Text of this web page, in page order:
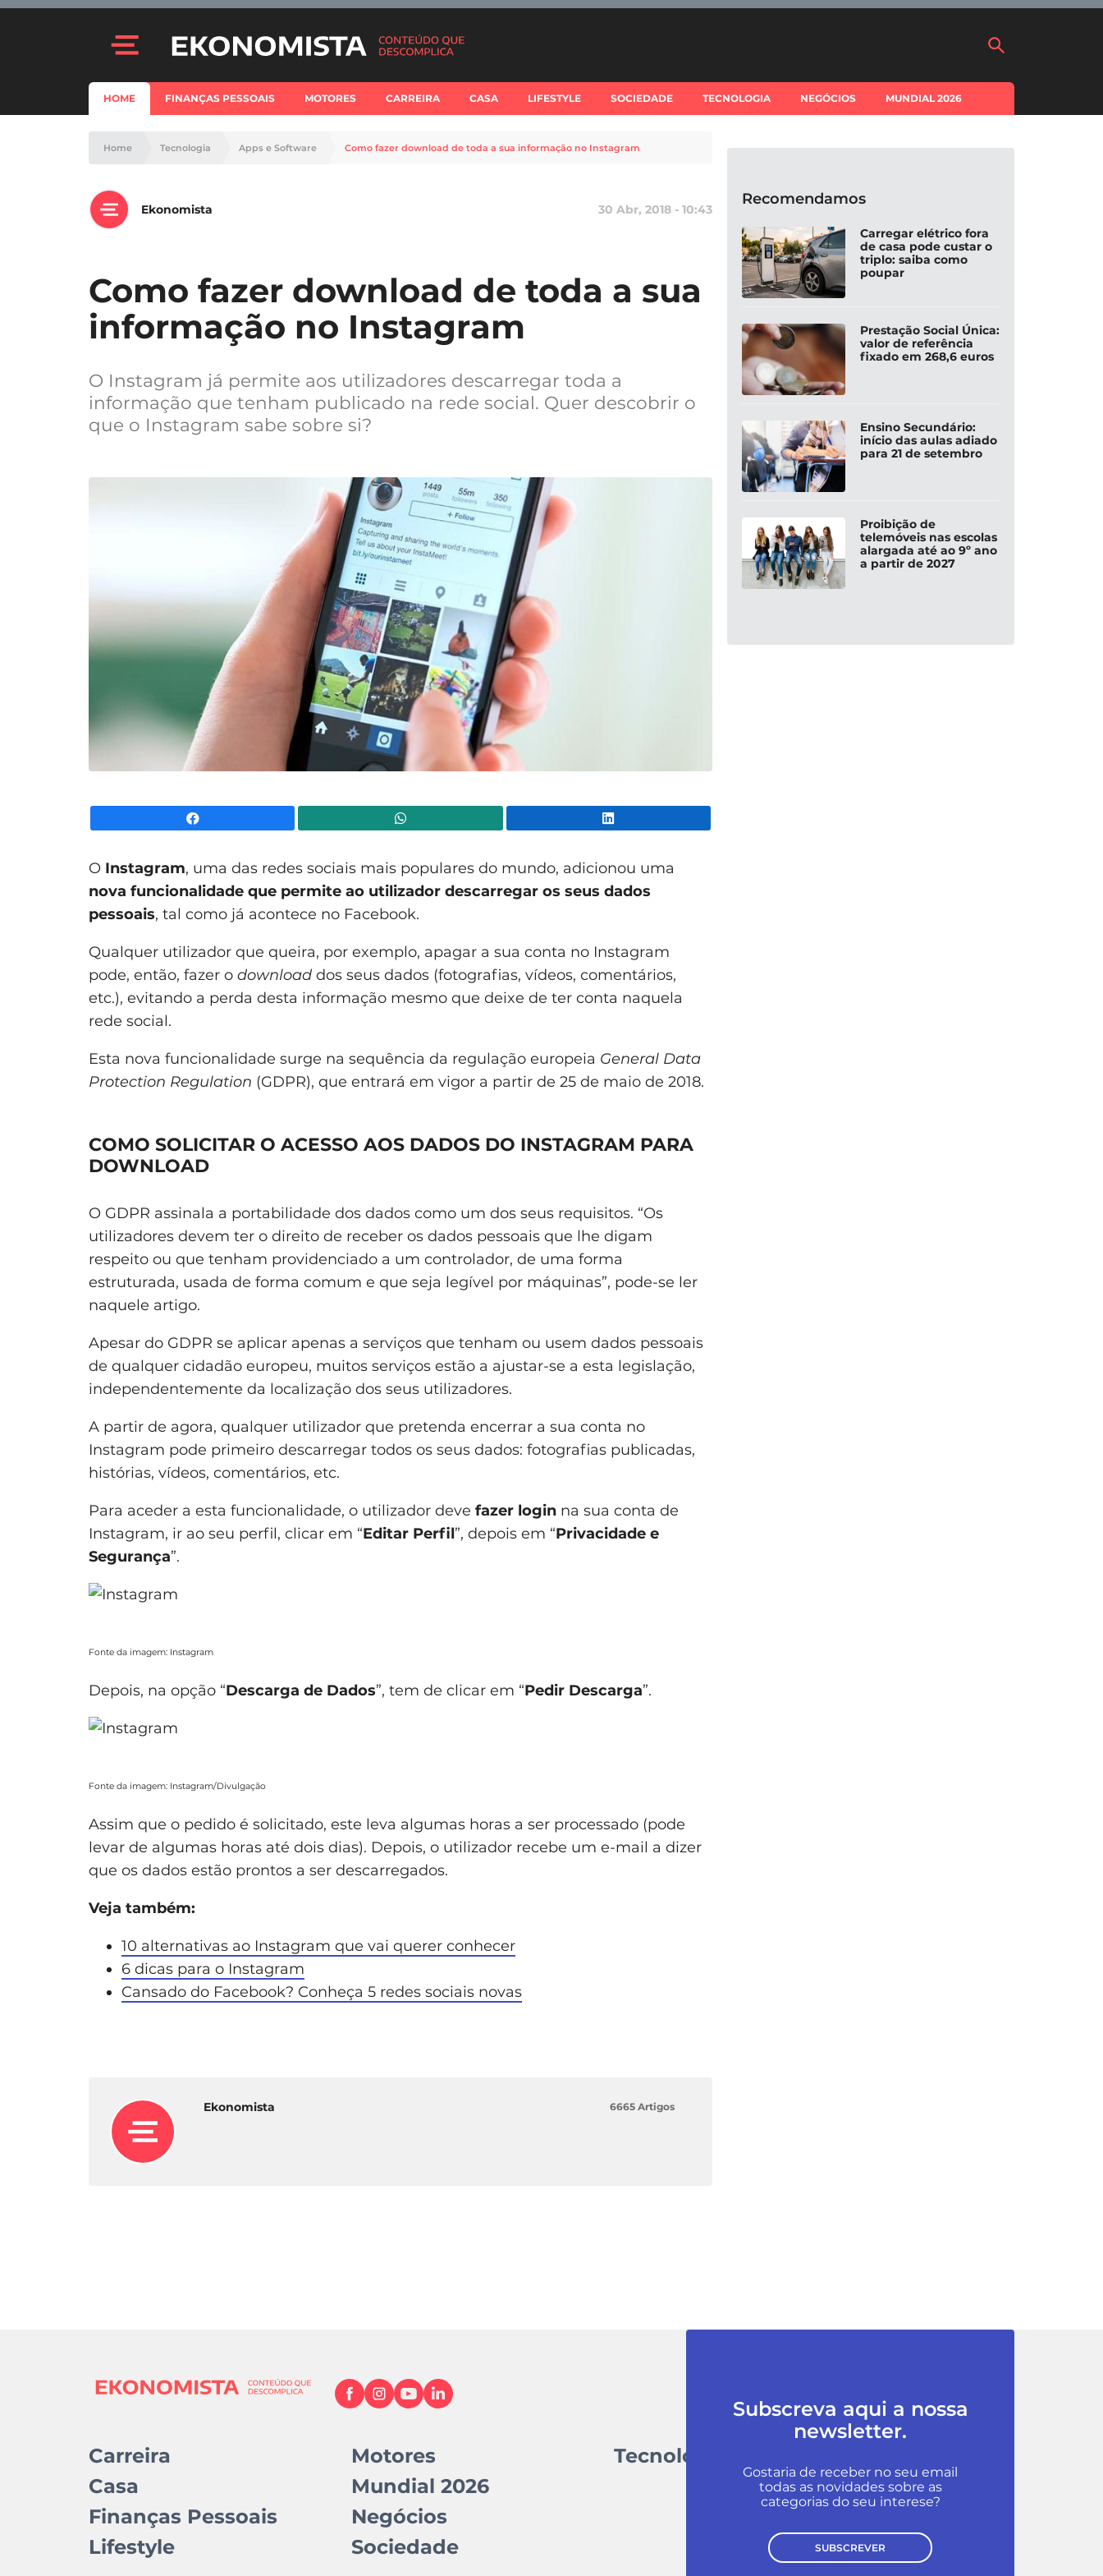
HOME FINANÇAS PESSOAIS MOTORES CARREIRA CASA LIFESTYLE SOCIEDADE TECNOLOGIA NEGÓCIOS MUNDIAL 2026
Home Tecnologia Apps e Software Como fazer download de toda a sua informação no Instagram
Ekonomista 30 Abr, 2018 - 10:43
Como fazer download de toda a sua
informação no Instagram
O Instagram já permite aos utilizadores descarregar toda a
informação que tenham publicado na rede social. Quer descobrir o
que o Instagram sabe sobre si?
O Instagram, uma das redes sociais mais populares do mundo, adicionou uma
nova funcionalidade que permite ao utilizador descarregar os seus dados
pessoais, tal como já acontece no Facebook.
Qualquer utilizador que queira, por exemplo, apagar a sua conta no Instagram
pode, então, fazer o download dos seus dados (fotografias, vídeos, comentários,
etc.), evitando a perda desta informação mesmo que deixe de ter conta naquela
rede social.
Esta nova funcionalidade surge na sequência da regulação europeia General Data
Protection Regulation (GDPR), que entrará em vigor a partir de 25 de maio de 2018.
COMO SOLICITAR O ACESSO AOS DADOS DO INSTAGRAM PARA
DOWNLOAD
O GDPR assinala a portabilidade dos dados como um dos seus requisitos. “Os
utilizadores devem ter o direito de receber os dados pessoais que lhe digam
respeito ou que tenham providenciado a um controlador, de uma forma
estruturada, usada de forma comum e que seja legível por máquinas”, pode-se ler
naquele artigo.
Apesar do GDPR se aplicar apenas a serviços que tenham ou usem dados pessoais
de qualquer cidadão europeu, muitos serviços estão a ajustar-se a esta legislação,
independentemente da localização dos seus utilizadores.
A partir de agora, qualquer utilizador que pretenda encerrar a sua conta no
Instagram pode primeiro descarregar todos os seus dados: fotografias publicadas,
histórias, vídeos, comentários, etc.
Para aceder a esta funcionalidade, o utilizador deve fazer login na sua conta de
Instagram, ir ao seu perfil, clicar em “Editar Perfil”, depois em “Privacidade e
Segurança”.
Fonte da imagem: Instagram
Depois, na opção “Descarga de Dados”, tem de clicar em “Pedir Descarga”.
Fonte da imagem: Instagram/Divulgação
Assim que o pedido é solicitado, este leva algumas horas a ser processado (pode
levar de algumas horas até dois dias). Depois, o utilizador recebe um e-mail a dizer
que os dados estão prontos a ser descarregados.
Veja também:
10 alternativas ao Instagram que vai querer conhecer
6 dicas para o Instagram
Cansado do Facebook? Conheça 5 redes sociais novas
Ekonomista 6665 Artigos
Recomendamos
Carregar elétrico fora
de casa pode custar o
triplo: saiba como
poupar
Prestação Social Única:
valor de referência
fixado em 268,6 euros
Ensino Secundário:
início das aulas adiado
para 21 de setembro
Proibição de
telemóveis nas escolas
alargada até ao 9º ano
a partir de 2027
Carreira
Casa
Finanças Pessoais
Lifestyle
Motores
Mundial 2026
Negócios
Sociedade
Tecnologia
Subscreva aqui a nossa
newsletter.
Gostaria de receber no seu email
todas as novidades sobre as
categorias do seu interese?
SUBSCREVER